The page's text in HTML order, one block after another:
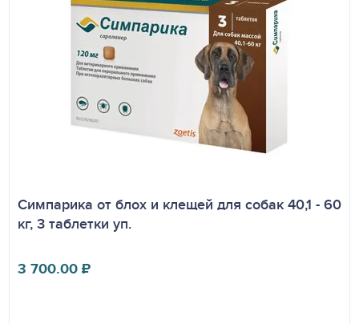
Симпарика от блох и клещей для собак 40,1 - 60
кг, 3 таблетки уп.
3 700.00₽